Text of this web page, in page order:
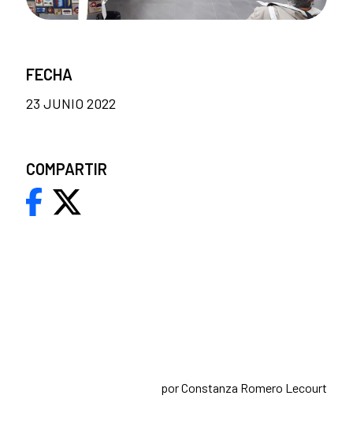
por Constanza Romero Lecourt
FECHA
23 JUNIO 2022
COMPARTIR